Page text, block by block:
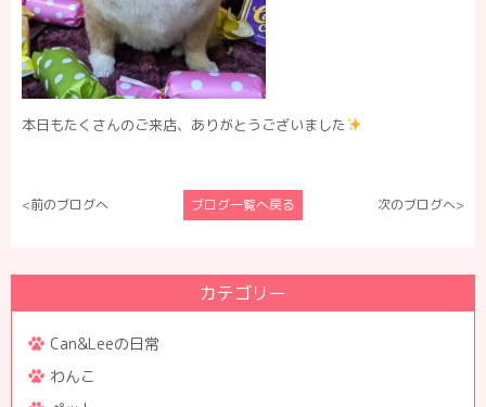
本日もたくさんのご来店、ありがとうございました
<前のブログへ ブログ一覧へ戻る 次のブログへ>
カテゴリー
Can&Leeの日常
わんこ